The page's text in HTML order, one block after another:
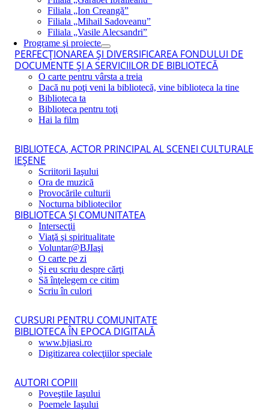
Filiala „Ion Creangă”
Filiala „Mihail Sadoveanu”
Filiala „Vasile Alecsandri”
Programe şi proiecte
PERFECŢIONAREA ŞI DIVERSIFICAREA FONDULUI DE
DOCUMENTE ŞI A SERVICIILOR DE BIBLIOTECĂ
O carte pentru vârsta a treia
Dacă nu poţi veni la bibliotecă, vine biblioteca la tine
Biblioteca ta
Biblioteca pentru toţi
Hai la film
BIBLIOTECA, ACTOR PRINCIPAL AL SCENEI CULTURALE
IEŞENE
Scriitorii Iaşului
Ora de muzică
Provocările culturii
Nocturna bibliotecilor
BIBLIOTECA ŞI COMUNITATEA
Intersecţii
Viaţă şi spiritualitate
Voluntar@BJIaşi
O carte pe zi
Şi eu scriu despre cărţi
Să înţelegem ce citim
Scriu în culori
CURSURI PENTRU COMUNITATE
BIBLIOTECA ÎN EPOCA DIGITALĂ
www.bjiasi.ro
Digitizarea colecţiilor speciale
AUTORI COPIII
Poveştile Iaşului
Poemele Iaşului